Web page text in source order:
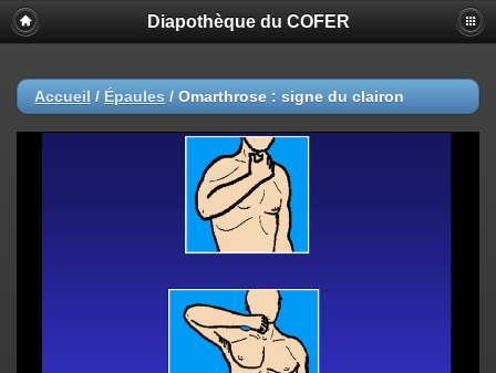
Diapothèque du COFER
Accueil / Épaules / Omarthrose : signe du clairon